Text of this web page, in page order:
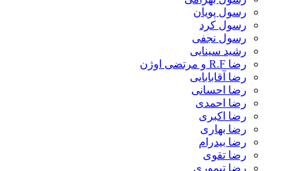
رسول پویان
رسول کرد
رسول نجفی
رشید سینایی
رضا R.F و مرتضی اوژن
رضا آقابابایی
رضا احسانی
رضا احمدی
رضا اکبری
رضا بهاری
رضا بیدرام
رضا تقوی
رضا تیموری